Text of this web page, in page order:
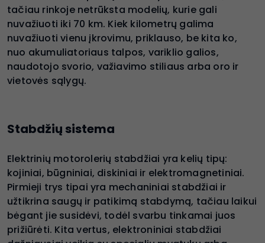
tačiau rinkoje netrūksta modelių, kurie gali
nuvažiuoti iki 70 km. Kiek kilometrų galima
nuvažiuoti vienu įkrovimu, priklauso, be kita ko,
nuo akumuliatoriaus talpos, variklio galios,
naudotojo svorio, važiavimo stiliaus arba oro ir
vietovės sąlygų.
Stabdžių sistema
Elektrinių motorolerių stabdžiai yra kelių tipų:
kojiniai, būgniniai, diskiniai ir elektromagnetiniai.
Pirmieji trys tipai yra mechaniniai stabdžiai ir
užtikrina saugų ir patikimą stabdymą, tačiau laikui
bėgant jie susidėvi, todėl svarbu tinkamai juos
prižiūrėti. Kita vertus, elektroniniai stabdžiai